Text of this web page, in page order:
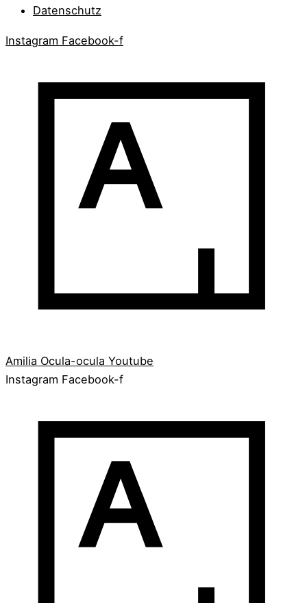
Datenschutz
Instagram Facebook-f
Amilia Ocula-ocula Youtube
Instagram Facebook-f